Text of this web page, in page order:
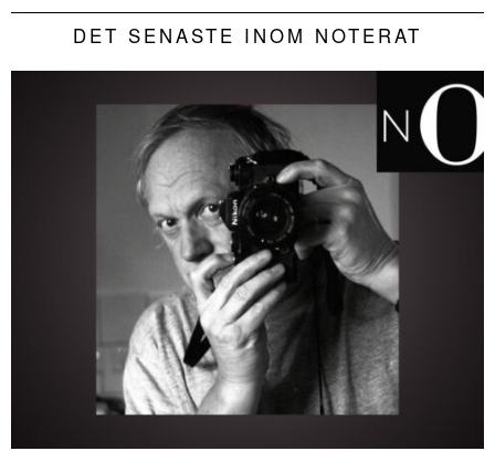
DET SENASTE INOM NOTERAT